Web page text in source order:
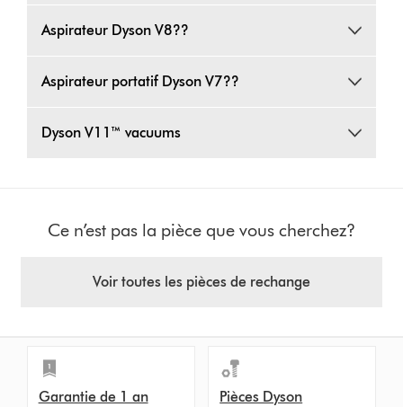
Aspirateur Dyson V8??
Aspirateur portatif Dyson V7??
Dyson V11™ vacuums
Ce n’est pas la pièce que vous cherchez?
Voir toutes les pièces de rechange
Garantie de 1 an
Pièces Dyson